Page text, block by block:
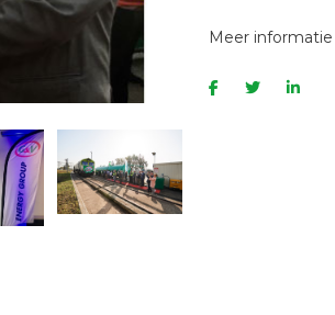
Meer